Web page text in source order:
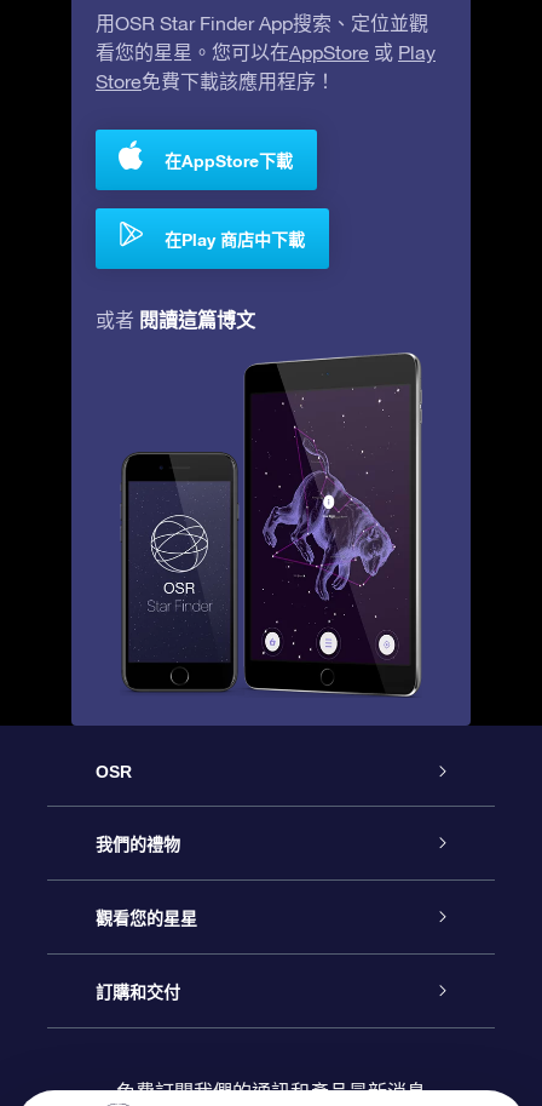
用OSR Star Finder App搜索、定位並觀
看您的星星。您可以在AppStore 或 Play
Store免費下載該應用程序！
在AppStore下載
在Play 商店中下載
或者 閱讀這篇博文
OSR
客戶服務
聯繫我們
博客
我們的禮物
Online Star禮物
OSR禮物包
觀看您的星星
星星注册
訂購和交付
免費訂閱我們的通訊和產品最新消息